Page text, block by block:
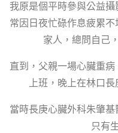
我原是個平時參與公益攝
常因日夜忙碌作息疲累
家人，總問自己
直到，父親一場心臟重
上班，晚上在林口長
當時長庚心臟外科朱肇
只有